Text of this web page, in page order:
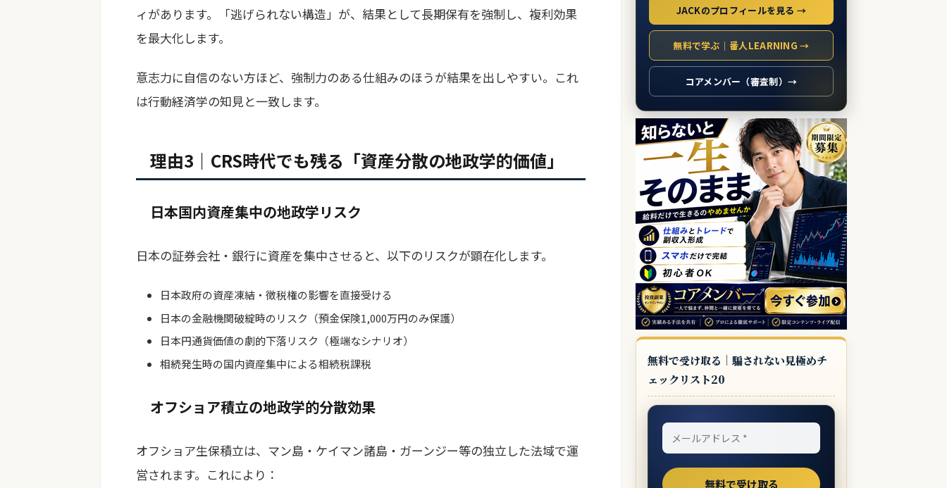
ィがあります。「逃げられない構造」が、結果として長期保有を強制し、複利効果
を最大化します。
意志力に自信のない方ほど、強制力のある仕組みのほうが結果を出しやすい。これ
は行動経済学の知見と一致します。
理由3｜CRS時代でも残る「資産分散の地政学的価値」
日本国内資産集中の地政学リスク
日本の証券会社・銀行に資産を集中させると、以下のリスクが顕在化します。
日本政府の資産凍結・徴税権の影響を直接受ける
日本の金融機関破綻時のリスク（預金保険1,000万円のみ保護）
日本円通貨価値の劇的下落リスク（極端なシナリオ）
相続発生時の国内資産集中による相続税課税
オフショア積立の地政学的分散効果
オフショア生保積立は、マン島・ケイマン諸島・ガーンジー等の独立した法域で運
営されます。これにより：
JACKのプロフィールを見る →
無料で学ぶ｜番人LEARNING →
コアメンバー（審査制）→
無料で受け取る｜騙されない見極めチ
ェックリスト20